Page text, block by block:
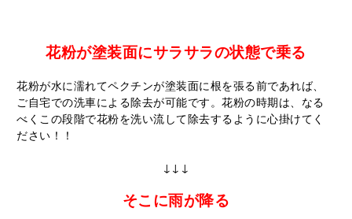
花粉が塗装面にサラサラの状態で乗る
花粉が水に濡れてペクチンが塗装面に根を張る前であれば、
ご自宅での洗車による除去が可能です。花粉の時期は、なる
べくこの段階で花粉を洗い流して除去するように心掛けてく
ださい！！
↓↓↓
そこに雨が降る